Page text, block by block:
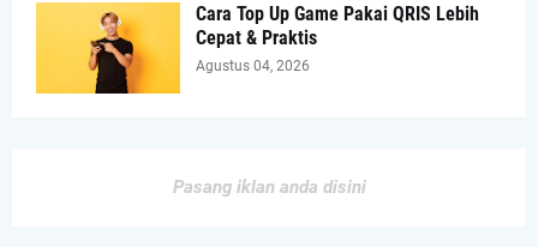
Cara Top Up Game Pakai QRIS Lebih
Cepat & Praktis
Agustus 04, 2026
Pasang iklan anda disini